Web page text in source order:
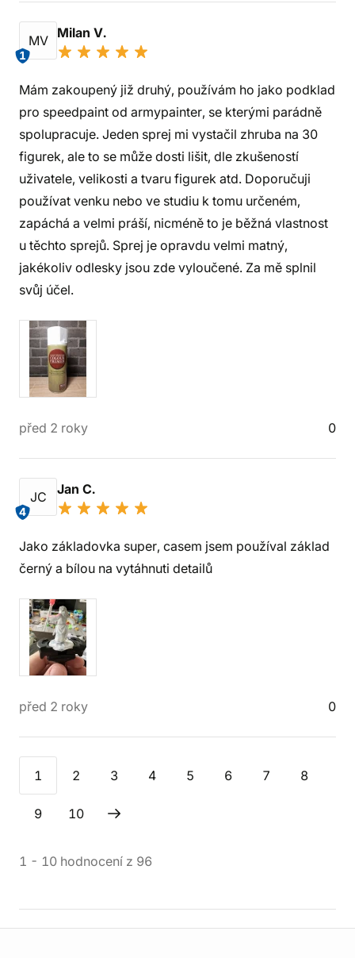
MV
1
Milan V.
Mám zakoupený již druhý, používám ho jako podklad
pro speedpaint od armypainter, se kterými parádně
spolupracuje. Jeden sprej mi vystačil zhruba na 30
figurek, ale to se může dosti lišit, dle zkušeností
uživatele, velikosti a tvaru figurek atd. Doporučuji
používat venku nebo ve studiu k tomu určeném,
zapáchá a velmi práší, nicméně to je běžná vlastnost
u těchto sprejů. Sprej je opravdu velmi matný,
jakékoliv odlesky jsou zde vyloučené. Za mě splnil
svůj účel.
před 2 roky 0
JC
4
Jan C.
Jako základovka super, casem jsem používal základ
černý a bílou na vytáhnuti detailů
před 2 roky 0
1 2 3 4 5 6 7 8
9 10
1 - 10 hodnocení z 96